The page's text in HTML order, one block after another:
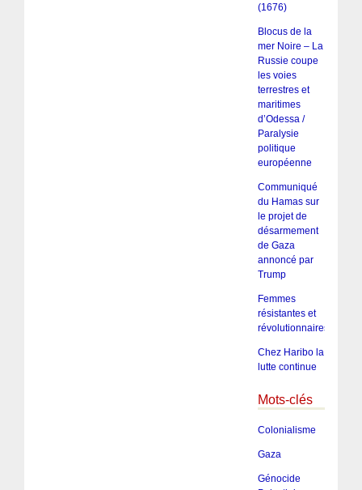
(1676)
Blocus de la
mer Noire – La
Russie coupe
les voies
terrestres et
maritimes
d’Odessa /
Paralysie
politique
européenne
Communiqué
du Hamas sur
le projet de
désarmement
de Gaza
annoncé par
Trump
Femmes
résistantes et
révolutionnaires
Chez Haribo la
lutte continue
Mots-clés
Colonialisme
Gaza
Génocide